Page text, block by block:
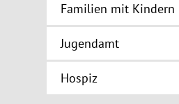
Familien mit Kindern
Jugendamt
Hospiz